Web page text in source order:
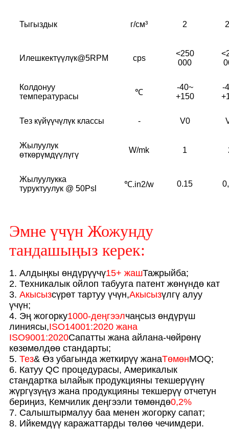
Тыгыздык г/см³ 2
Илешкектүүлүк@5RPM cps
<250
000
Колдонуу
температурасы
℃
-40~
+150
-
Тез күйүүчүлүк классы - V0
Жылуулук
өткөрүмдүүлүгү
W/mk 1
Жылуулукка
туруктуулук @ 50Psl
℃.in2/w 0.15
Эмне үчүн Жожунду
тандашыңыз керек:
1. Алдыңкы өндүрүүчү15+ жашТажрыйба;
2. Техникалык ойлоп табууга патент жөнүндө кат
3. Акысызсүрөт тартуу үчүн,Акысызүлгү алуу
үчүн;
4. Эң жогорку1000-деңгээлчаңсыз өндүрүш
линиясы,ISO14001:2020 жана
ISO9001:2020Сапатты жана айлана-чөйрөнү
көзөмөлдөө стандарты;
5. Тез& Өз убагында жеткирүү жанаТөмөнMOQ;
6. Катуу QC процедурасы, Америкалык
стандартка ылайык продукцияны текшерүүнү
жүргүзүңүз жана продукцияны текшерүү отчетун
бериңиз, Кемчилик деңгээли төмөндө0,2%
7. Салыштырмалуу баа менен жогорку сапат;
8. Ийкемдүү каражаттарды төлөө чечимдери.